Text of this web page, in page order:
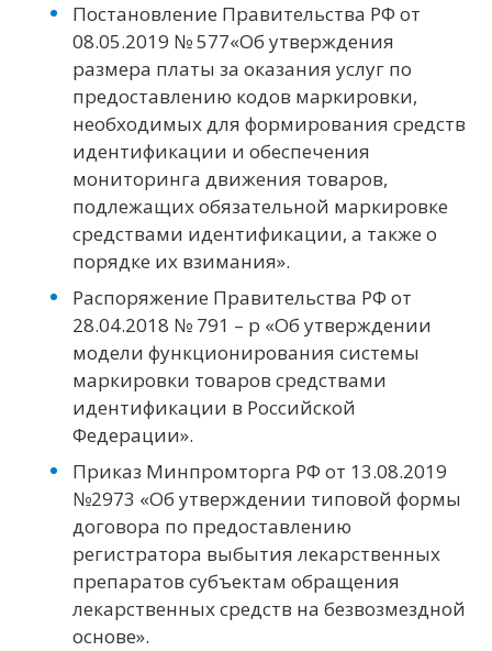
Постановление Правительства РФ от
08.05.2019 № 577«Об утверждения
размера платы за оказания услуг по
предоставлению кодов маркировки,
необходимых для формирования средств
идентификации и обеспечения
мониторинга движения товаров,
подлежащих обязательной маркировке
средствами идентификации, а также о
порядке их взимания».
Распоряжение Правительства РФ от
28.04.2018 № 791 – р «Об утверждении
модели функционирования системы
маркировки товаров средствами
идентификации в Российской
Федерации».
Приказ Минпромторга РФ от 13.08.2019
№2973 «Об утверждении типовой формы
договора по предоставлению
регистратора выбытия лекарственных
препаратов субъектам обращения
лекарственных средств на безвозмездной
основе».